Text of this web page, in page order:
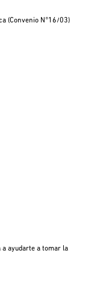
(Convenio N°16/03)
a ayudarte a tomar la